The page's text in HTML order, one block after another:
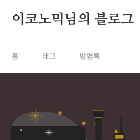
이코노믹님의 블로그
홈 태그 방명록